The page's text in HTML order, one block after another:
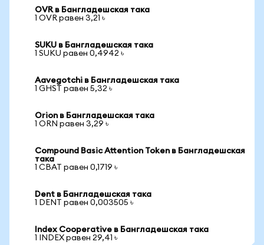
OVR в Бангладешская така
1 OVR равен 3,21 ৳
SUKU в Бангладешская така
1 SUKU равен 0,4942 ৳
Aavegotchi в Бангладешская така
1 GHST равен 5,32 ৳
Orion в Бангладешская така
1 ORN равен 3,29 ৳
Compound Basic Attention Token в Бангладешская
така
1 CBAT равен 0,1719 ৳
Dent в Бангладешская така
1 DENT равен 0,003505 ৳
Index Cooperative в Бангладешская така
1 INDEX равен 29,41 ৳